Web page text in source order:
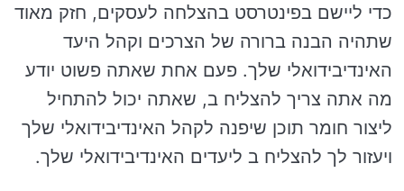
כדי ליישם בפינטרסט בהצלחה לעסקים, חזק מאוד
שתהיה הבנה ברורה של הצרכים וקהל היעד
האינדיבידואלי שלך. פעם אחת שאתה פשוט יודע
מה אתה צריך להצליח ב, שאתה יכול להתחיל
ליצור חומר תוכן שיפנה לקהל האינדיבידואלי שלך
ויעזור לך להצליח ב ליעדים האינדיבידואלי שלך.